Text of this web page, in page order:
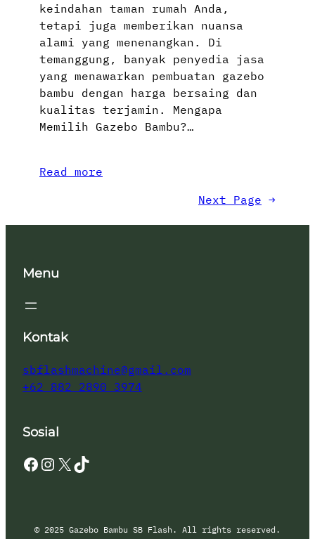
keindahan taman rumah Anda,
tetapi juga memberikan nuansa
alami yang menenangkan. Di
temanggung, banyak penyedia jasa
yang menawarkan pembuatan gazebo
bambu dengan harga bersaing dan
kualitas terjamin. Mengapa
Memilih Gazebo Bambu?…
Read more
Next Page →
Menu
Kontak
sbflashmachine@gmail.com
+62 882 2890 3974
Sosial
Facebook Instagram X TikTok
© 2025 Gazebo Bambu SB Flash. All rights reserved.